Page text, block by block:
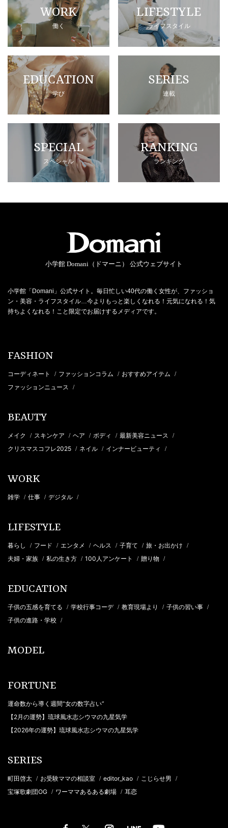
WORK
働く
LIFESTYLE
ライフスタイル
EDUCATION
学び
SERIES
連載
SPECIAL
スペシャル
RANKING
ランキング
小学館 Domani（ドマーニ） 公式ウェブサイト
小学館「Domani」公式サイト。毎日忙しい40代の働く女性が、ファッショ
ン・美容・ライフスタイル…今よりもっと楽しくなれる！元気になれる！気
持ちよくなれる！こと限定でお届けするメディアです。
FASHION
コーディネート / ファッションコラム / おすすめアイテム /
ファッションニュース /
BEAUTY
メイク / スキンケア / ヘア / ボディ / 最新美容ニュース /
クリスマスコフレ2025 / ネイル / インナービューティ /
WORK
雑学 / 仕事 / デジタル /
LIFESTYLE
暮らし / フード / エンタメ / ヘルス / 子育て / 旅・お出かけ /
夫婦・家族 / 私の生き方 / 100人アンケート / 贈り物 /
EDUCATION
子供の五感を育てる / 学校行事コーデ / 教育現場より / 子供の習い事 /
子供の進路・学校 /
MODEL
FORTUNE
運命数から導く週間“女の数字占い”
【2月の運勢】琉球風水志シウマの九星気学
【2026年の運勢】琉球風水志シウマの九星気学
SERIES
町田啓太 / お受験ママの相談室 / editor_kao / こじらせ男 /
宝塚歌劇団OG / ワーママあるある劇場 / 耳恋